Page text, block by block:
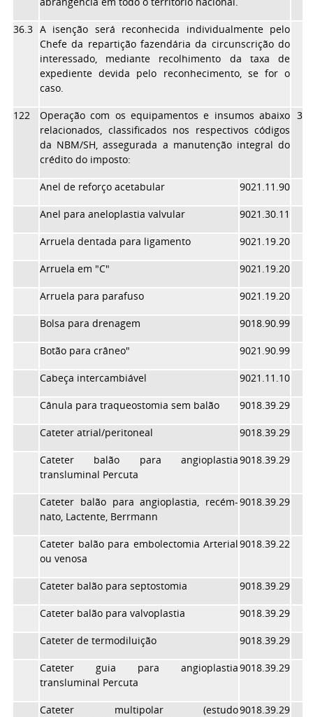
36.3 A isenção será reconhecida individualmente pelo
Chefe da repartição fazendária da circunscrição do
interessado, mediante recolhimento da taxa de
expediente devida pelo reconhecimento, se for o
caso.
122
Operação com os equipamentos e insumos abaixo
relacionados, classificados nos respectivos códigos
da NBM/SH, assegurada a manutenção integral do
crédito do imposto:
Anel de reforço acetabular 9021.11.90
Anel para aneloplastia valvular 9021.30.11
Arruela dentada para ligamento 9021.19.20
Arruela em "C" 9021.19.20
Arruela para parafuso 9021.19.20
Bolsa para drenagem 9018.90.99
Botão para crâneo" 9021.90.99
Cabeça intercambiável 9021.11.10
Cânula para traqueostomia sem balão 9018.39.29
Cateter atrial/peritoneal 9018.39.29
Cateter balão para angioplastia
transluminal Percuta
9018.39.29
Cateter balão para angioplastia, recém-
nato, Lactente, Berrmann
9018.39.29
Cateter balão para embolectomia Arterial
ou venosa
9018.39.22
Cateter balão para septostomia 9018.39.29
Cateter balão para valvoplastia 9018.39.29
Cateter de termodiluição 9018.39.29
Cateter guia para angioplastia
transluminal Percuta
9018.39.29
Cateter multipolar (estudo9018.39.29